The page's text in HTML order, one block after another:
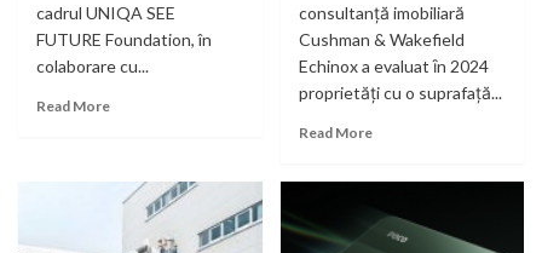
cadrul UNIQA SEE
FUTURE Foundation, în
colaborare cu...
Read More
consultanţă imobiliară
Cushman & Wakefield
Echinox a evaluat ȋn 2024
proprietăţi cu o suprafață...
Read More